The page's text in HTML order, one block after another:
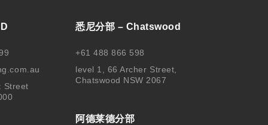
Street
悉尼分部 – Chatswood
+61 488 866 598
level 1, 66 Archer Street,
Chatswood NSW 2067
阿德莱德分部